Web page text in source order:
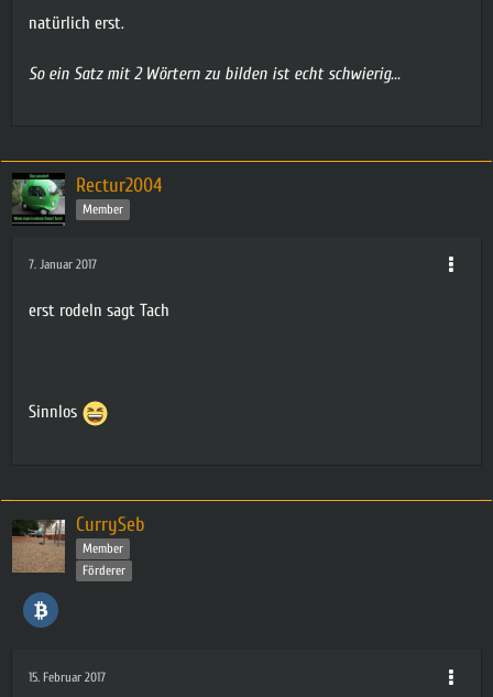
natürlich erst.
So ein Satz mit 2 Wörtern zu bilden ist echt schwierig...
Rectur2004
Member
7. Januar 2017
erst rodeln sagt Tach
Sinnlos
CurrySeb
Member
Förderer
15. Februar 2017